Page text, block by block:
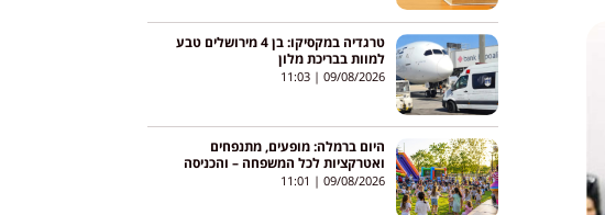
טרגדיה במקסיקו: בן 4 מירושלים טבע
למוות בבריכת מלון
09/08/2026
11:03
היום ברמלה: מופעים, מתנפחים
ואטרקציות לכל המשפחה – והכניסה
חופשית
09/08/2026